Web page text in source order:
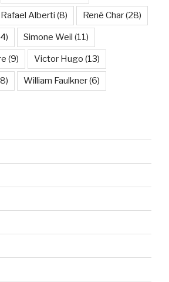
Rafael Alberti (8) René Char(28)
Simone Weil (11)
(9) Victor Hugo (13)
William Faulkner(6)